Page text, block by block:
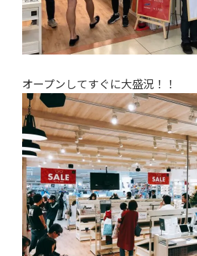
オープンしてすぐに大盛況！！